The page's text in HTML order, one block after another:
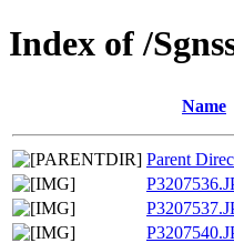
Index of /
Name
Parent